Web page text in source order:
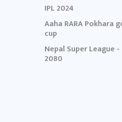
IPL 2024
Aaha RARA Pokhara
cup
Nepal Super League -
2080